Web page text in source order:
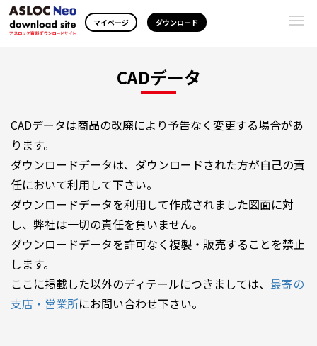
マイページ ダウンロード
CADデータ
CADデータは商品の改廃により予告なく変更する場合があ
ります。
ダウンロードデータは、ダウンロードされた方が自己の責
任において利用して下さい。
ダウンロードデータを利用して作成されました図面に対
し、弊社は一切の責任を負いません。
ダウンロードデータを許可なく複製・販売することを禁止
します。
ここに掲載した以外のディテールにつきましては、 最寄の
支店・営業所にお問い合わせ下さい。